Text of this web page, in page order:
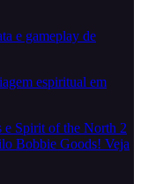
e gameplay de
espiritual em
Spirit of the North 2
Bobbie Goods! Veja